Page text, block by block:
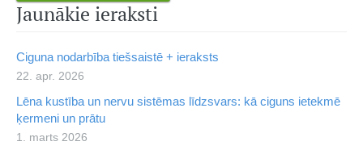
Jaunākie ieraksti
Ciguna nodarbība tiešsaistē + ieraksts
22. apr. 2026
Lēna kustība un nervu sistēmas līdzsvars: kā ciguns ietekmē
ķermeni un prātu
1. marts 2026